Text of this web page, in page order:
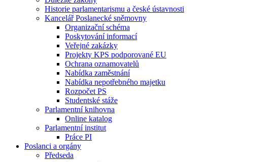
Historie parlamentarismu a české ústavnosti
Kancelář Poslanecké sněmovny
Organizační schéma
Poskytování informací
Veřejné zakázky
Projekty KPS podporované EU
Ochrana oznamovatelů
Nabídka zaměstnání
Nabídka nepotřebného majetku
Rozpočet PS
Studentské stáže
Parlamentní knihovna
Online katalog
Parlamentní institut
Práce PI
Poslanci a orgány
Předseda